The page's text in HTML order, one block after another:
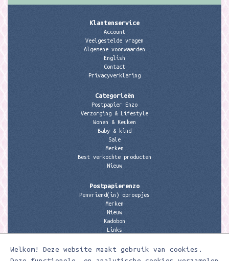
Welkom! Deze website maakt gebruik van cookies.
Klantenservice
Account
Veelgestelde vragen
Algemene voorwaarden
English
Contact
Privacyverklaring
Categorieën
Postpapier Enzo
Verzorging & Lifestyle
Wonen & Keuken
Baby & kind
Sale
Merken
Best verkochte producten
Nieuw
Postpapierenzo
Penvriend(in) oproepjes
Merken
Nieuw
Kadobon
Links
Contactgegevens
Meerleuks